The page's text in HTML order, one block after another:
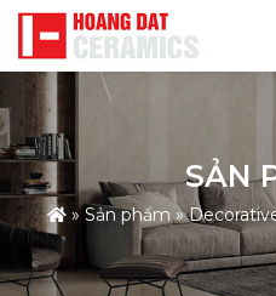
SẢN
» Sản phẩm »